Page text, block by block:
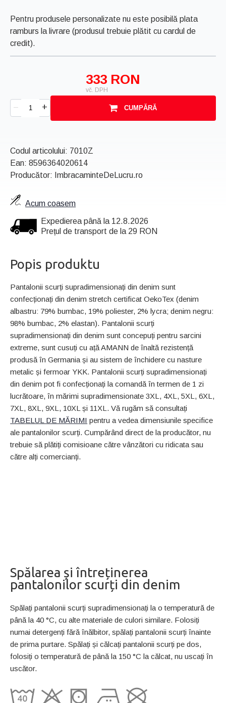
Pentru produsele personalizate nu este posibilă plata
ramburs la livrare (produsul trebuie plătit cu cardul de
credit).
333 RON
vč. DPH
– + CUMPĂRĂ
Codul articolului: 7010Z
Ean:8596364020614
Producător: ImbracaminteDeLucru.ro
Acum coasem
Expedierea până la 12.8.2026
Prețul de transport de la 29 RON
Popis produktu
Pantalonii scurți supradimensionați din denim sunt
confecționați din denim stretch certificat OekoTex (denim
albastru: 79% bumbac, 19% poliester, 2% lycra; denim negru:
98% bumbac, 2% elastan). Pantalonii scurți
supradimensionați din denim sunt concepuți pentru sarcini
extreme, sunt cusuți cu ață AMANN de înaltă rezistență
produsă în Germania și au sistem de închidere cu nasture
metalic și fermoar YKK. Pantalonii scurți supradimensionați
din denim pot fi confecționați la comandă în termen de 1 zi
lucrătoare, în mărimi supradimensionate 3XL, 4XL, 5XL, 6XL,
7XL, 8XL, 9XL, 10XL și 11XL. Vă rugăm să consultați
TABELUL DE MĂRIMI pentru a vedea dimensiunile specifice
ale pantalonilor scurți. Cumpărând direct de la producător, nu
trebuie să plătiți comisioane către vânzători cu ridicata sau
către alți comercianți.
Spălarea și întreținerea
pantalonilor scurți din denim
Spălați pantalonii scurți supradimensionați la o temperatură de
până la 40 °C, cu alte materiale de culori similare. Folosiți
numai detergenți fără înălbitor, spălați pantalonii scurți înainte
de prima purtare. Spălați și călcați pantalonii scurți pe dos,
folosiți o temperatură de până la 150 °C la călcat, nu uscați în
uscător.